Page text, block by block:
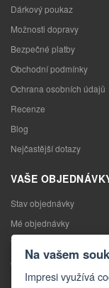
Dárkový poukaz
Možnosti dopravy
Bezpečné platby
Obchodní podmínky
Ochrana osobních údajů
Recenze
Blog
Nejčastější dotazy
VAŠE
Stav objednávky
Mé objednávky
Výměna zboží
Odstoupení od kupní
Reklamace
Na vašem
Impresi využívá